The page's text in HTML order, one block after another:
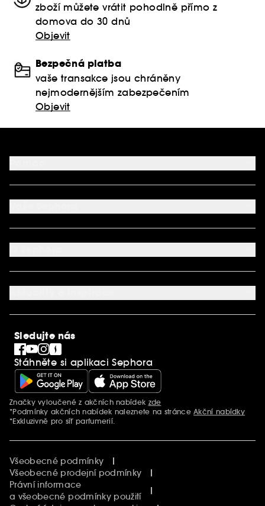
zboží můžete vrátit pohodlně přímo z
domova do 30 dnů
Objevit
Bezpečná platba
vaše transakce jsou chráněny
nejmodernějším zabezpečením
Objevit
FAQ
Podmínky Nabídek
Kontaktujte nás
Mapa stránky
Můj účet
Aplikace SEPHORA
Nastavení souborů cookie
O společnosti Sephora
Kariéra
SEPHORiA
Blog Sephora
Singles´ Day
Black Friday
Cyber Monday
Vánoce
Sledujte nás
Stáhněte si aplikaci Sephora
Další informace
Značky vyloučené z akčních nabídek zde
*Podmínky akčních nabídek naleznete na stránceAkční nabídky
*Exkluzivně pro síť parfumerií.
Všeobecné podmínky
Všeobecné prodejní podmínky
Právní informace
a všeobecné podmínky použití